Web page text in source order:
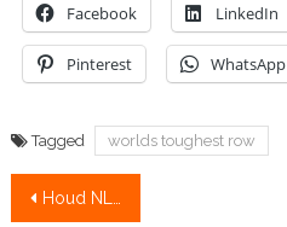
Facebook LinkedIn
Pinterest WhatsApp
Tagged worlds toughest row
Bericht
Houd NLroei open, doe mee aan de crowdfunding!